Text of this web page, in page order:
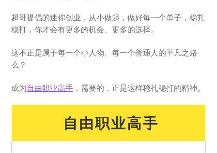
超哥提倡的迷你创业，从小做起，做好每一个单子，稳扎
稳打，你才会有更多的机会、更多的选择。
这不正是属于每一个小人物、每一个普通人的平凡之路
么？
成为自由职业高手，需要的，正是这样稳扎稳打的精神。
自由职业高手